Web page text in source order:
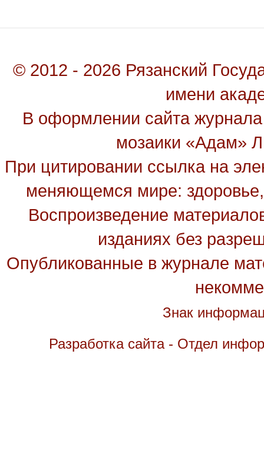
© 2012 - 2026 Рязанский
имени
В оформлении сайта
мозаики «Адам»
При цитировании ссылка на
меняющемся мире: здоровье,
Воспроизведение
изданиях без
Опубликованные в журнале
Знак
Разработка сайта - Отдел